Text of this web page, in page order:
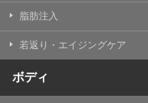
の閲覧情報を記憶さ
TCBグループでは、
を分析し、パフォー
提供するサービスの
ることがあります。
脂肪注入
若返り・エイジングケア
ボディ